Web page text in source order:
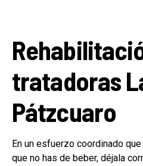
tratadoras
Pátzcuaro
En un esfuerzo coordinado
que no has de beber, déjala